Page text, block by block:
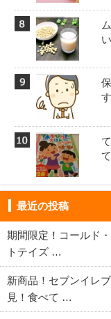
最近の投稿
期間限定！コールド
トテイズ …
新商品！セブンイレ
見！食べて …